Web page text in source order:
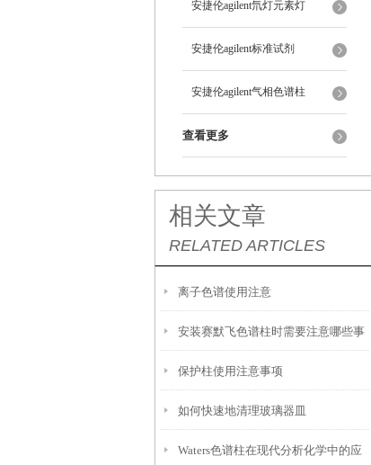
安捷伦agilent氘灯元素灯
安捷伦agilent标准试剂
安捷伦agilent气相色谱柱
查看更多
相关文章
RELATED ARTICLES
离子色谱使用注意
安装赛默飞色谱柱时需要注意哪些事
项？
保护柱使用注意事项
如何快速地清理玻璃器皿
Waters色谱柱在现代分析化学中的应